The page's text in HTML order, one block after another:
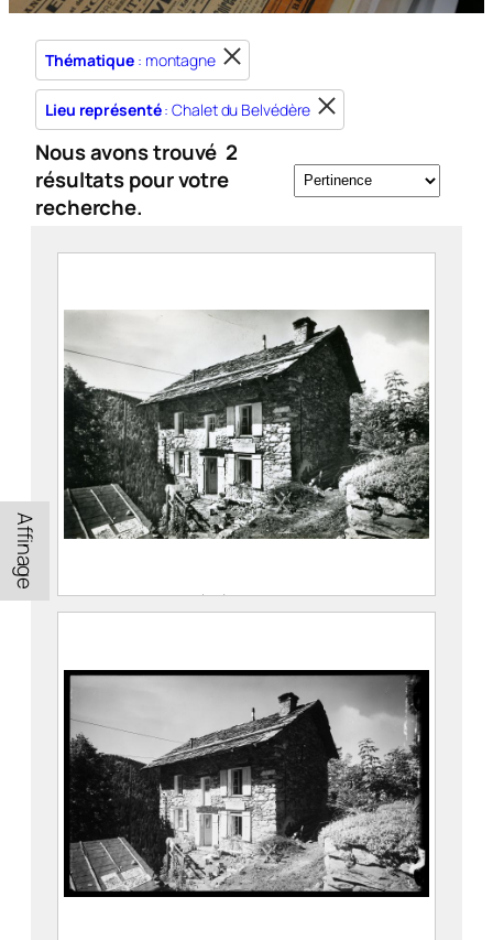
Thématique : montagne
Lieu représenté: Chalet du Belvédère
Nous avons trouvé 2
résultats pour votre
recherche.
Affinage
Chalet du Belvédère dans le Vallon du
FEUGIER, Albert Marius (Saint-
Marcellin, 1893 – Allevard, 1962)
Maison Alpine
CE2020.1.268